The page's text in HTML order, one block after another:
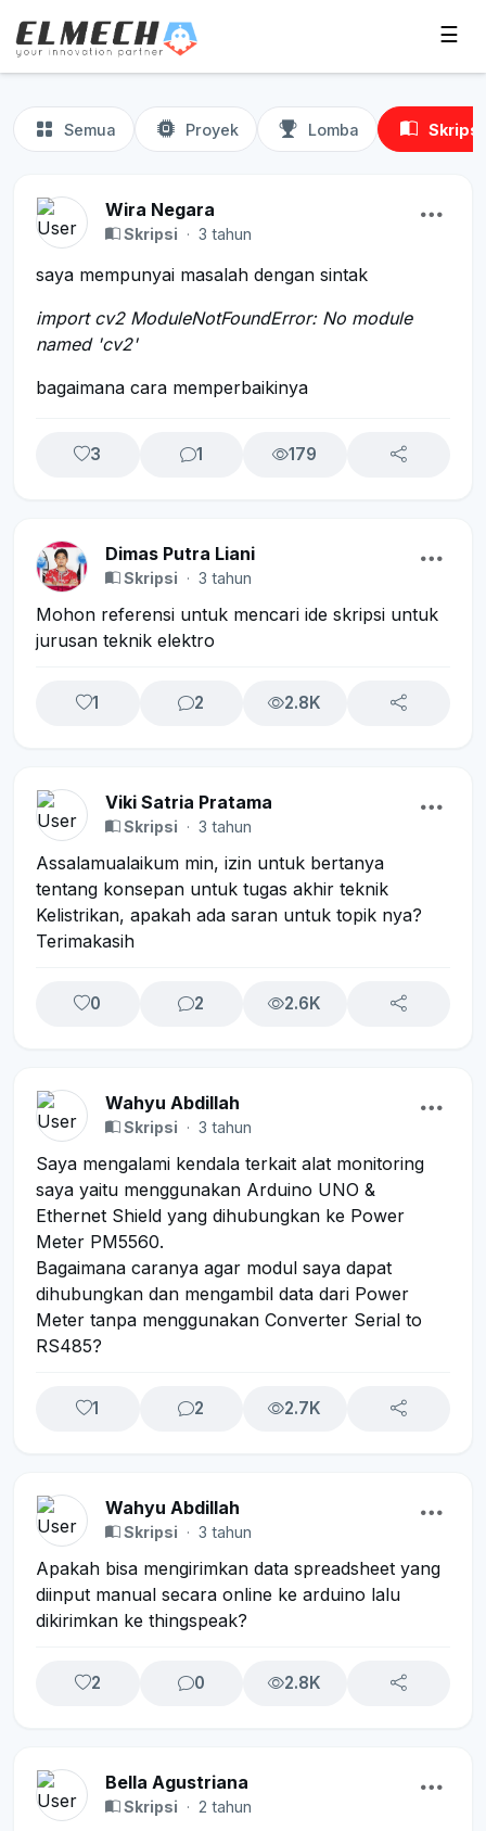
☰
Semua Proyek Lomba Skripsi
Wira Negara
Skripsi · 3 tahun
saya mempunyai masalah dengan sintak
import cv2 ModuleNotFoundError: No module
named 'cv2'
bagaimana cara memperbaikinya
3 1 179
Dimas Putra Liani
Skripsi · 3 tahun
Mohon referensi untuk mencari ide skripsi untuk
jurusan teknik elektro
1 2 2.8K
Viki Satria Pratama
Skripsi · 3 tahun
Assalamualaikum min, izin untuk bertanya
tentang konsepan untuk tugas akhir teknik
Kelistrikan, apakah ada saran untuk topik nya?
Terimakasih
0 2 2.6K
Wahyu Abdillah
Skripsi · 3 tahun
Saya mengalami kendala terkait alat monitoring
saya yaitu menggunakan Arduino UNO &
Ethernet Shield yang dihubungkan ke Power
Meter PM5560.
Bagaimana caranya agar modul saya dapat
dihubungkan dan mengambil data dari Power
Meter tanpa menggunakan Converter Serial to
RS485?
1 2 2.7K
Wahyu Abdillah
Skripsi · 3 tahun
Apakah bisa mengirimkan data spreadsheet yang
diinput manual secara online ke arduino lalu
dikirimkan ke thingspeak?
2 0 2.8K
Bella Agustriana
Skripsi · 2 tahun